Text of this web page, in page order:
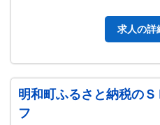
求人の詳
明和町ふるさと納税の
フ